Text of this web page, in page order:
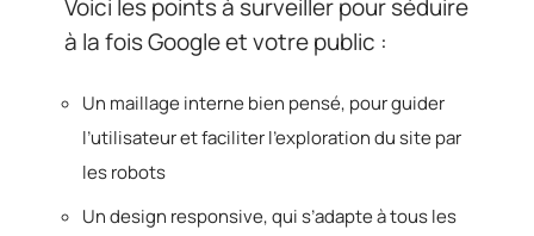
Voici les points à surveiller pour séduire
à la fois Google et votre public :
Un maillage interne bien pensé, pour guider
l’utilisateur et faciliter l’exploration du site par
les robots
Un design responsive, qui s’adapte à tous les